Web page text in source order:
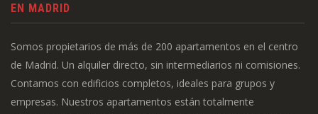
EN MADRID
Somos propietarios de más de 200 apartamentos en el centro
de Madrid. Un alquiler directo, sin intermediarios ni comisiones.
Contamos con edificios completos, ideales para grupos y
empresas. Nuestros apartamentos están totalmente